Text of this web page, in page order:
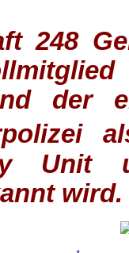
248
der
Unit
wird.